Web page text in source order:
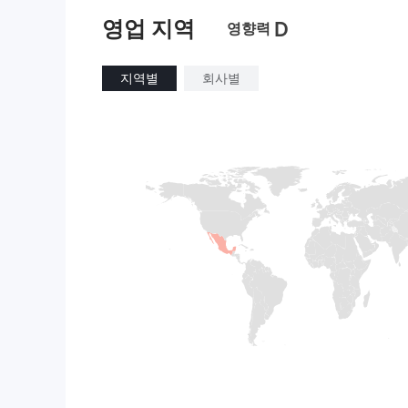
영업 지역 영향력 D
지역별 회사별